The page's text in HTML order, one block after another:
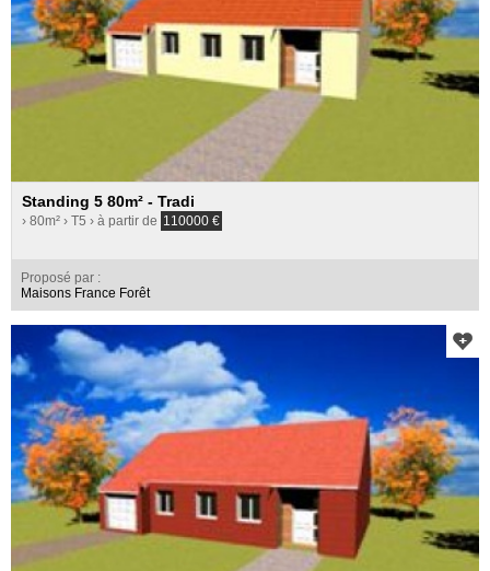
Standing 5 80m² - Tradi
› 80m² › T5 › à partir de 110000 €
Proposé par :
Maisons France Forêt